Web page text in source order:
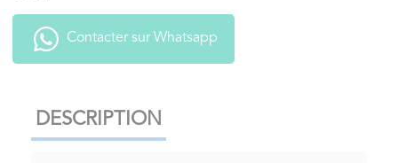
Contacter sur Whatsapp
DESCRIPTION